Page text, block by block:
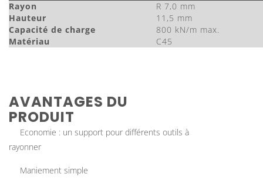
Rayon
R 7,0 mm
Hauteur
11,5 mm
Capacité de charge
800 kN/m max.
Matériau
C45
AVANTAGES DU
PRODUIT
Economie : un support pour différents outils à
rayonner
Maniement simple